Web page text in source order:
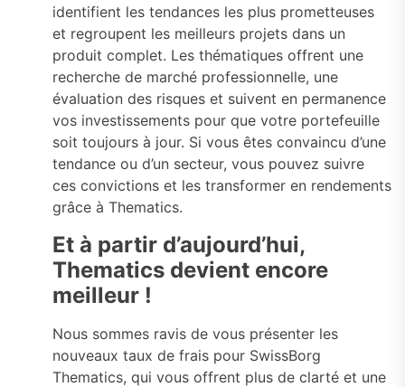
identifient les tendances les plus prometteuses
et regroupent les meilleurs projets dans un
produit complet. Les thématiques offrent une
recherche de marché professionnelle, une
évaluation des risques et suivent en permanence
vos investissements pour que votre portefeuille
soit toujours à jour. Si vous êtes convaincu d’une
tendance ou d’un secteur, vous pouvez suivre
ces convictions et les transformer en rendements
grâce à Thematics.
Et à partir d’aujourd’hui,
Thematics devient encore
meilleur !
Nous sommes ravis de vous présenter les
nouveaux taux de frais pour SwissBorg
Thematics, qui vous offrent plus de clarté et une